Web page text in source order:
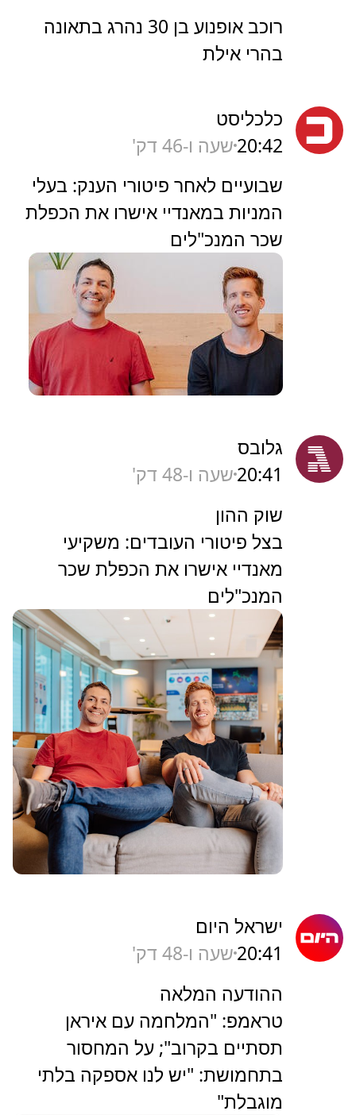
רוכב אופנוע בן 30 נהרג בתאונה
בהרי אילת
כלכליסט
20:42שעה ו-46 דק'
שבועיים לאחר פיטורי הענק: בעלי
המניות במאנדיי אישרו את הכפלת
שכר המנכ"לים
גלובס
20:41שעה ו-48 דק'
שוק ההון
בצל פיטורי העובדים: משקיעי
מאנדיי אישרו את הכפלת שכר
המנכ"לים
ישראל היום
20:41שעה ו-48 דק'
ההודעה המלאה
טראמפ: "המלחמה עם איראן
תסתיים בקרוב"; על המחסור
בתחמושת: "יש לנו אספקה בלתי
מוגבלת"